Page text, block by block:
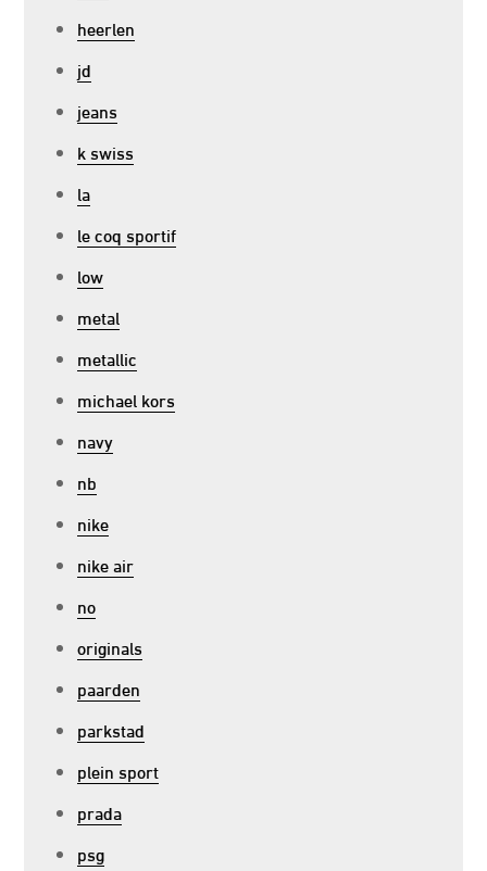
heerlen
jd
jeans
k swiss
la
le coq sportif
low
metal
metallic
michael kors
navy
nb
nike
nike air
no
originals
paarden
parkstad
plein sport
prada
psg